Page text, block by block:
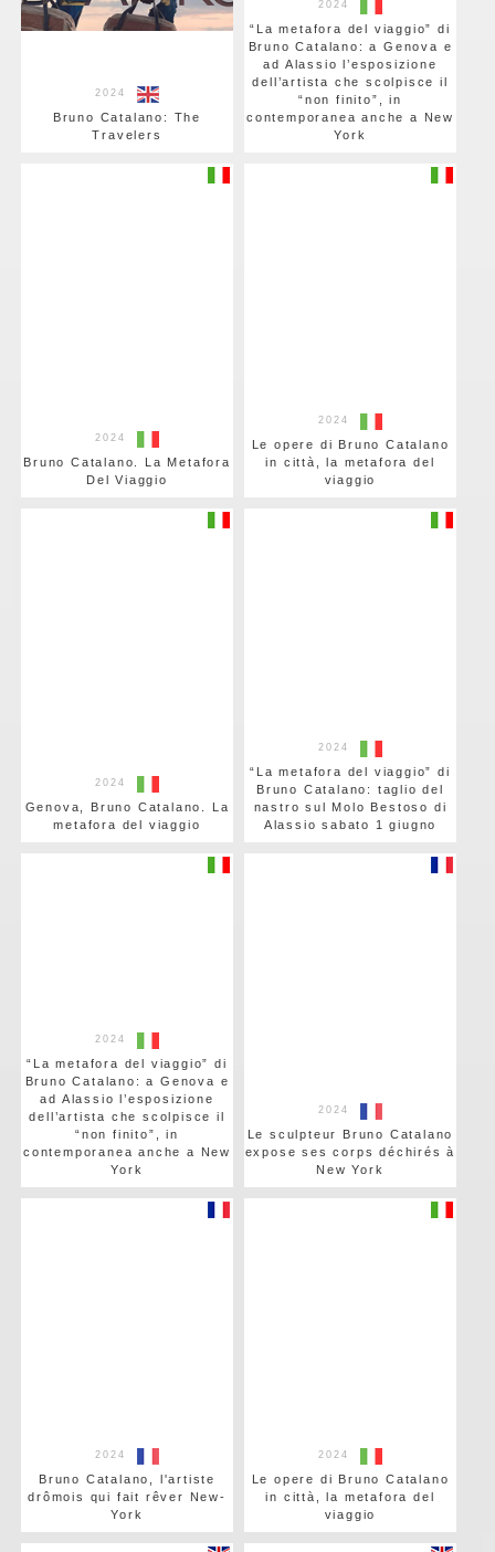
2024
Bruno Catalano: The
Travelers
2024
“La metafora del viaggio” di
Bruno Catalano: a Genova e
ad Alassio l’esposizione
dell’artista che scolpisce il
“non finito”, in
contemporanea anche a New
York
2024
Bruno Catalano. La Metafora
Del Viaggio
2024
Le opere di Bruno Catalano
in città, la metafora del
viaggio
2024
Genova, Bruno Catalano. La
metafora del viaggio
2024
“La metafora del viaggio” di
Bruno Catalano: taglio del
nastro sul Molo Bestoso di
Alassio sabato 1 giugno
2024
“La metafora del viaggio” di
Bruno Catalano: a Genova e
ad Alassio l’esposizione
dell’artista che scolpisce il
“non finito”, in
contemporanea anche a New
York
2024
Le sculpteur Bruno Catalano
expose ses corps déchirés à
New York
2024
Bruno Catalano, l'artiste
drômois qui fait rêver New-
York
2024
Le opere di Bruno Catalano
in città, la metafora del
viaggio